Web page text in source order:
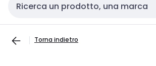
Cerca input
Torna indietro